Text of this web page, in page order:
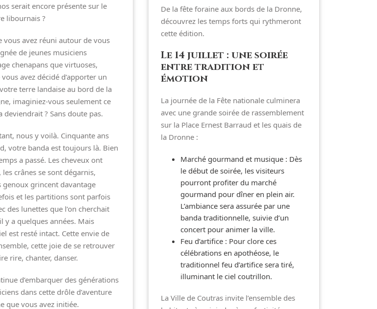
serait encore présente sur le
libournais ?
vous avez réuni autour de vous
de jeunes musiciens
chenapans que virtuoses,
avez décidé d’apporter un
terre landaise au bord de la
imaginiez-vous seulement ce
deviendrait ? Sans doute pas.
nous y voilà. Cinquante ans
votre banda est toujours là. Bien
a passé. Les cheveux ont
les crânes se sont dégarnis,
genoux grincent davantage
et les partitions sont parfois
des lunettes que l’on cherchait
y a quelques années. Mais
est resté intact. Cette envie de
cette joie de se retrouver
rire, chanter, danser.
d’embarquer des générations
dans cette drôle d’aventure
que vous avez initiée.
De la fête foraine aux bords de la Dronne,
découvrez les temps forts qui rythmeront
cette édition.
Le 14 juillet : une soirée
entre tradition et
émotion
La journée de la Fête nationale culminera
avec une grande soirée de rassemblement
sur la Place Ernest Barraud et les quais de
la Dronne :
Marché gourmand et musique : Dès
le début de soirée, les visiteurs
pourront profiter du marché
gourmand pour dîner en plein air.
L’ambiance sera assurée par une
banda traditionnelle, suivie d’un
concert pour animer la ville.
Feu d’artifice : Pour clore ces
célébrations en apothéose, le
traditionnel feu d’artifice sera tiré,
illuminant le ciel coutrillon.
La Ville de Coutras invite l’ensemble des